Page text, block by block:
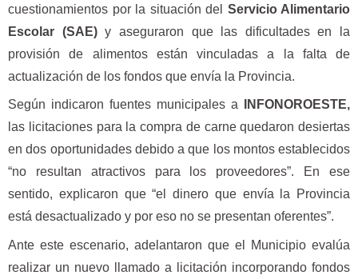
cuestionamientos por la situación del Servicio Alimentario
Escolar (SAE)y aseguraron que las dificultades en la
provisión de alimentos están vinculadas a la falta de
actualización de los fondos que envía la Provincia.
Según indicaron fuentes municipales a INFONOROESTE,
las licitaciones para la compra de carne quedaron desiertas
en dos oportunidades debido a que los montos establecidos
“no resultan atractivos para los proveedores”. En ese
sentido, explicaron que “el dinero que envía la Provincia
está desactualizado y por eso no se presentan oferentes”.
Ante este escenario, adelantaron que el Municipio evalúa
realizar un nuevo llamado a licitación incorporando fondos